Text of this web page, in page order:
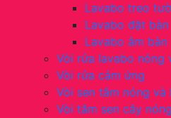
Lavabo treo
Lavabo đặt bàn
Lavabo âm bàn
Vòi rửa lavabo nóng
Vòi rửa cảm ứng
Vòi sen tắm nóng và
Vòi tắm sen cây